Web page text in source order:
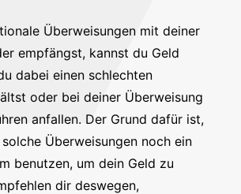
Überweisungen mit deiner
empfängst, kannst du Geld
dabei einen schlechten
oder bei deiner Überweisung
anfallen. Der Grund dafür ist,
Überweisungen noch ein
benutzen, um dein Geld zu
dir deswegen,